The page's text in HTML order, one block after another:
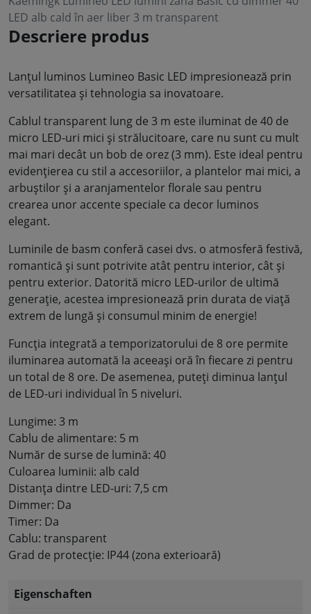
LED alb cald în aer liber 3 m transparent
Descriere produs
Lanțul luminos Lumineo Basic LED impresionează prin
versatilitatea și tehnologia sa inovatoare.
Cablul transparent lung de 3 m este iluminat de 40 de
micro LED-uri mici și strălucitoare, care nu sunt cu mult
mai mari decât un bob de orez (3 mm). Este ideal pentru
evidențierea cu stil a accesoriilor, a plantelor mai mici, a
arbuștilor și a aranjamentelor florale sau pentru
crearea unor accente speciale ca decor luminos
elegant.
Luminile de basm conferă casei dvs. o atmosferă festivă,
romantică și sunt potrivite atât pentru interior, cât și
pentru exterior. Datorită micro LED-urilor de ultimă
generație, acestea impresionează prin durata de viață
extrem de lungă și consumul minim de energie!
Funcția integrată a temporizatorului de 8 ore permite
iluminarea automată la aceeași oră în fiecare zi pentru
un total de 8 ore. De asemenea, puteți diminua lanțul
de LED-uri individual în 5 niveluri.
Lungime: 3 m
Cablu de alimentare: 5 m
Număr de surse de lumină: 40
Culoarea luminii: alb cald
Distanța dintre LED-uri: 7,5 cm
Dimmer: Da
Timer: Da
Cablu: transparent
Grad de protecție: IP44 (zona exterioară)
Eigenschaften